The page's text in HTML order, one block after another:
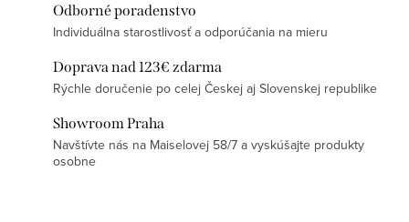
Odborné poradenstvo
Individuálna starostlivosť a odporúčania na mieru
Doprava nad 123€ zdarma
Rýchle doručenie po celej Českej aj Slovenskej republike
Showroom Praha
Navštívte nás na Maiselovej 58/7 a vyskúšajte produkty
osobne